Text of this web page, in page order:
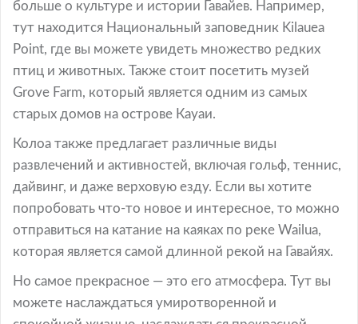
больше о культуре и истории Гавайев. Например,
тут находится Национальный заповедник Kilauea
Point, где вы можете увидеть множество редких
птиц и животных. Также стоит посетить музей
Grove Farm, который является одним из самых
старых домов на острове Кауаи.
Колоа также предлагает различные виды
развлечений и активностей, включая гольф, теннис,
дайвинг, и даже верховую езду. Если вы хотите
попробовать что-то новое и интересное, то можно
отправиться на катание на каяках по реке Wailua,
которая является самой длинной рекой на Гавайях.
Но самое прекрасное — это его атмосфера. Тут вы
можете наслаждаться умиротворенной и